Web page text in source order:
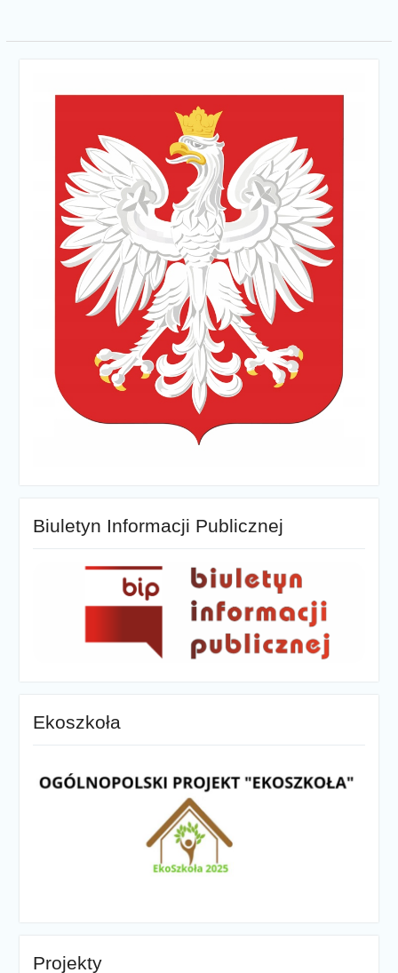
Biuletyn Informacji Publicznej
Ekoszkoła
Projekty